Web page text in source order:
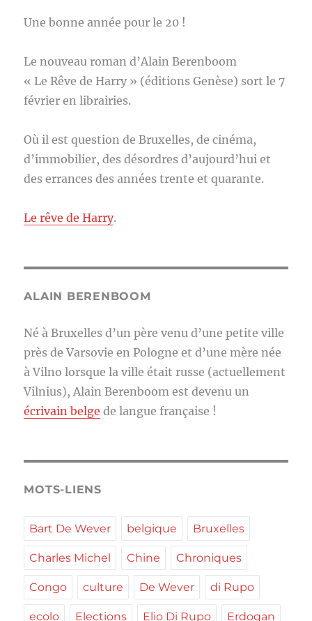
Une bonne année pour le 20 !
Le nouveau roman d’Alain Berenboom
« Le Rêve de Harry » (éditions Genèse) sort le 7
février en librairies.
Où il est question de Bruxelles, de cinéma,
d’immobilier, des désordres d’aujourd’hui et
des errances des années trente et quarante.
Le rêve de Harry.
ALAIN BERENBOOM
Né à Bruxelles d’un père venu d’une petite ville
près de Varsovie en Pologne et d’une mère née
à Vilno lorsque la ville était russe (actuellement
Vilnius), Alain Berenboom est devenu un
écrivain belge de langue française !
MOTS-LIENS
Bart De Wever belgique Bruxelles
Charles Michel Chine Chroniques
Congo culture De Wever di Rupo
ecolo Elections Elio Di Rupo Erdogan